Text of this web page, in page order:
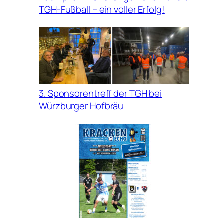
TGH-Fußball – ein voller Erfolg!
3. Sponsorentreff der TGH bei
Würzburger Hofbräu